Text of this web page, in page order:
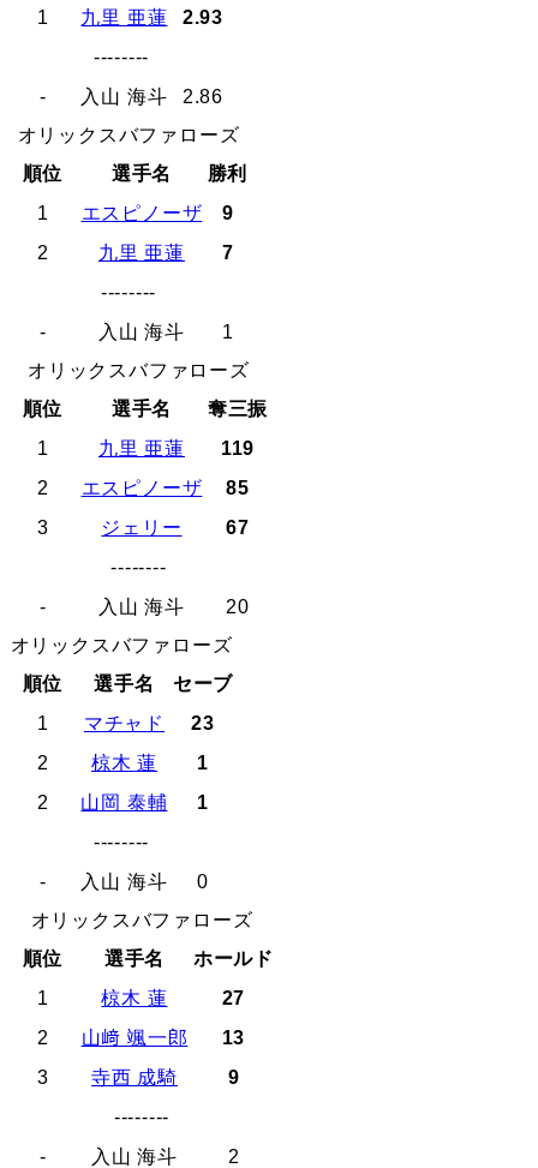
1
九里 亜蓮
2.93
--------
-
入山 海斗
2.86
オリックスバファローズ
順位
選手名
勝利
1
エスピノーザ
9
2
九里 亜蓮
7
--------
-
入山 海斗
1
オリックスバファローズ
順位
選手名
奪三振
1
九里 亜蓮
119
2
エスピノーザ
85
3
ジェリー
67
--------
-
入山 海斗
20
オリックスバファローズ
順位
選手名
セーブ
1
マチャド
23
2
椋木 蓮
1
2
山岡 泰輔
1
--------
-
入山 海斗
0
オリックスバファローズ
順位
選手名
ホールド
1
椋木 蓮
27
2
山﨑 颯一郎
13
3
寺西 成騎
9
--------
-
入山 海斗
2